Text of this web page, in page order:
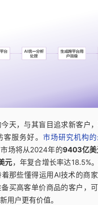
天，与其盲目追求新客户
服务好。 市场研究机构
场将从2024年的9403亿美
元，年复合增长率达18.5%
那些懂得运用AI技术的商
买高客单价商品的客户，
用户更有价值。